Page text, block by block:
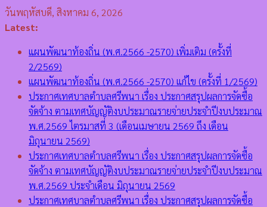
Skip
to
วันพฤหัสบดี, สิงหาคม 6, 2026
Latest:
แผนพัฒนาท้องถิ่น (พ.ศ.2566 -2570) เพิ่มเติม (ครั้งที่
2/2569)
แผนพัฒนาท้องถิ่น (พ.ศ.2566 -2570) แก้ไข (ครั้งที่ 1/2569)
ประกาศเทศบาลตำบลศรีพนา เรื่อง ประกาศสรุปผลการจัดซื้อ
จัดจ้าง ตามเทศบัญญัติงบประมาณรายจ่ายประจำปีงบประมาณ
พ.ศ.2569 ไตรมาสที่ 3 (เดือนเมษายน 2569 ถึง เดือน
มิถุนายน 2569)
ประกาศเทศบาลตำบลศรีพนา เรื่อง ประกาศสรุปผลการจัดซื้อ
จัดจ้าง ตามเทศบัญญัติงบประมาณรายจ่ายประจำปีงบประมาณ
พ.ศ.2569 ประจำเดือน มิถุนายน 2569
ประกาศเทศบาลตำบลศรีพนา เรื่อง ประกาศสรุปผลการจัดซื้อ